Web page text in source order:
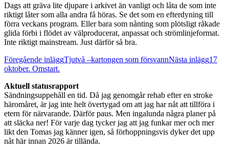
Dags att gräva lite djupare i arkivet än vanligt och låta de som inte
riktigt låter som alla andra få höras. Se det som en efterdyning till
förra veckans program. Eller bara som nånting som plötsligt råkade
glida förbi i flödet av välproducerat, anpassat och strömlinjeformat.
Inte riktigt mainstream. Just därför så bra.
Inläggsnavigering
Föregående inläggTjutvå –kartongen som försvannNästa inlägg17
oktober. Omstart.
Aktuell statusrapport
Sändningsuppehåll en tid. Då jag genomgår rehab efter en stroke
häromåret, är jag inte helt övertygad om att jag har nåt att tillföra i
etern för närvarande. Därför paus. Men ingalunda några planer på
att släcka ner! För varje dag tycker jag att jag funkar mer och mer
likt den Tomas jag känner igen, så förhoppningsvis dyker det upp
nåt här innan 2026 är tillända.